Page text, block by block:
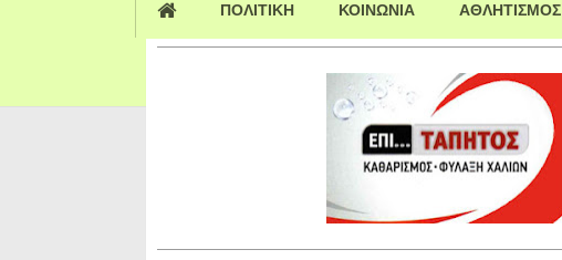
ΠΟΛΙΤΙΚΗ ΚΟΙΝΩΝΙΑ ΑΘΛΗΤΙΣΜΟΣ